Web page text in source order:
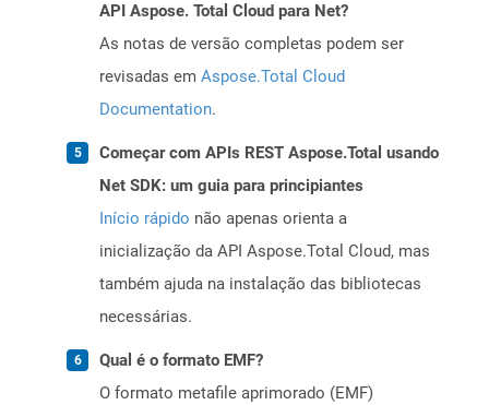
API Aspose. Total Cloud para Net?
As notas de versão completas podem ser
revisadas em Aspose.Total Cloud
Documentation.
Começar com APIs REST Aspose.Total usando
Net SDK: um guia para principiantes
Início rápido não apenas orienta a
inicialização da API Aspose.Total Cloud, mas
também ajuda na instalação das bibliotecas
necessárias.
Qual é o formato EMF?
O formato metafile aprimorado (EMF)